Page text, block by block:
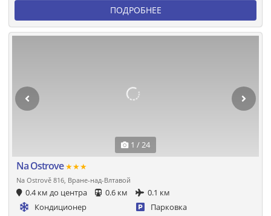
ПОДРОБНЕЕ
1 / 24
Na Ostrove★★★
Na Ostrově 816, Вране-над-Влтавой
0.4 км до центра 0.6 км
0.1 км
Кондиционер
Парковка